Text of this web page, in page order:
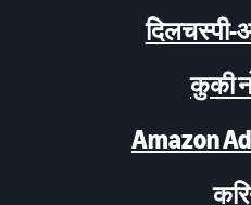
दिलचस्पी-
कुकी
Amazon